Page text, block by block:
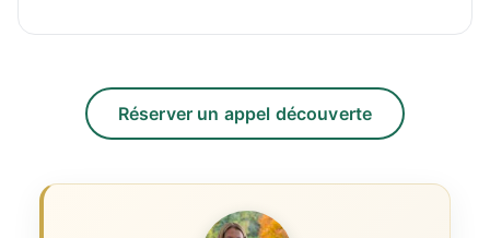
Réserver un appel découverte